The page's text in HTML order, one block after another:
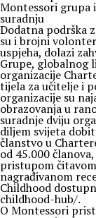
Montessori grupa
suradnju
Dodatna podrška
su i brojni
uspjeha, dolazi
Grupe, globalnog
organizacije
tijela za učitelje i
organizacije su
obrazovanja u
suradnje dviju
diljem svijeta
članstvo u
od 45.000
pristupom
nagrađivanom
Childhood
childhood-hub/.
O Montessori